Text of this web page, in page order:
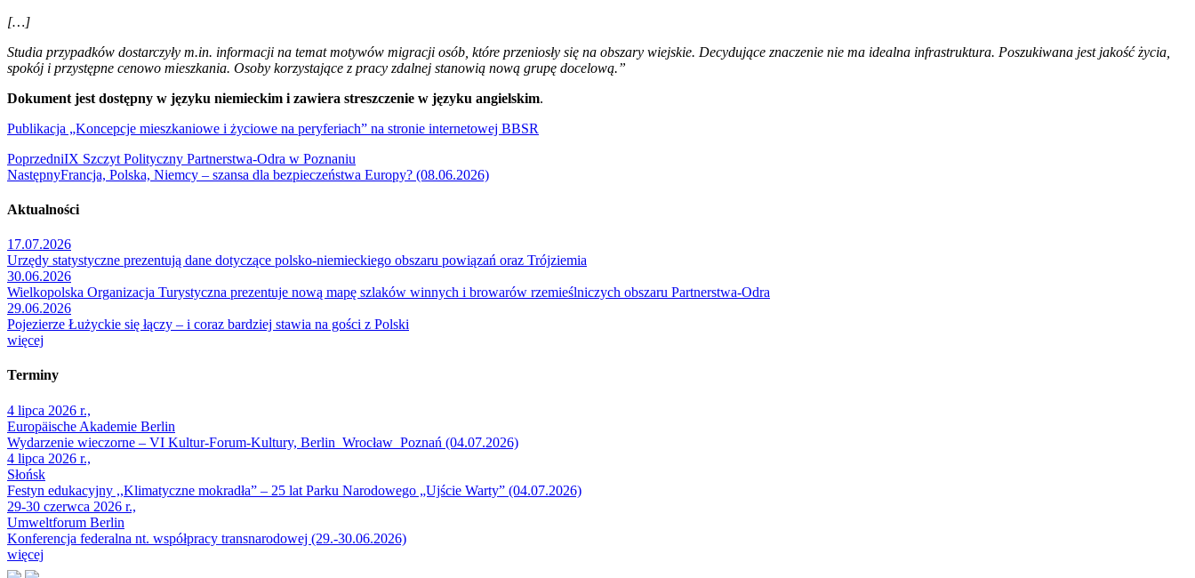
[…]
Studia przypadków dostarczyły m.in. informacji na temat motywów migracji osób, które przeniosły się na obszary wiejskie. Decydujące znaczenie nie ma idealna infrastruktura. Poszukiwana jest jakość życia,
spokój i przystępne cenowo mieszkania. Osoby korzystające z pracy zdalnej stanowią nową grupę docelową.”
Dokument jest dostępny w języku niemieckim i zawiera streszczenie w języku angielskim.
Publikacja „Koncepcje mieszkaniowe i życiowe na peryferiach” na stronie internetowej BBSR
PoprzedniIX Szczyt Polityczny Partnerstwa-Odra w Poznaniu
NastępnyFrancja, Polska, Niemcy – szansa dla bezpieczeństwa Europy? (08.06.2026)
Aktualności
17.07.2026
Urzędy statystyczne prezentują dane dotyczące polsko-niemieckiego obszaru powiązań oraz Trójziemia
30.06.2026
Wielkopolska Organizacja Turystyczna prezentuje nową mapę szlaków winnych i browarów rzemieślniczych obszaru Partnerstwa-Odra
29.06.2026
Pojezierze Łużyckie się łączy – i coraz bardziej stawia na gości z Polski
więcej
Terminy
4 lipca 2026 r.,
Europäische Akademie Berlin
Wydarzenie wieczorne – VI Kultur-Forum-Kultury, Berlin_Wrocław_Poznań (04.07.2026)
4 lipca 2026 r.,
Słońsk
Festyn edukacyjny ,,Klimatyczne mokradła” – 25 lat Parku Narodowego „Ujście Warty” (04.07.2026)
29-30 czerwca 2026 r.,
Umweltforum Berlin
Konferencja federalna nt. współpracy transnarodowej (29.-30.06.2026)
więcej